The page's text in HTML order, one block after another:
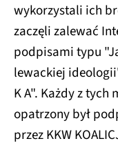
wykorzystali ich
zaczęli zalewać
podpisami typu
lewackiej
K A". Każdy z
opatrzony był
przez KKW